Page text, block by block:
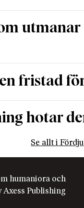
utmanar
en fristad
hotar
Se allt i
humaniora och
Axess Publishing